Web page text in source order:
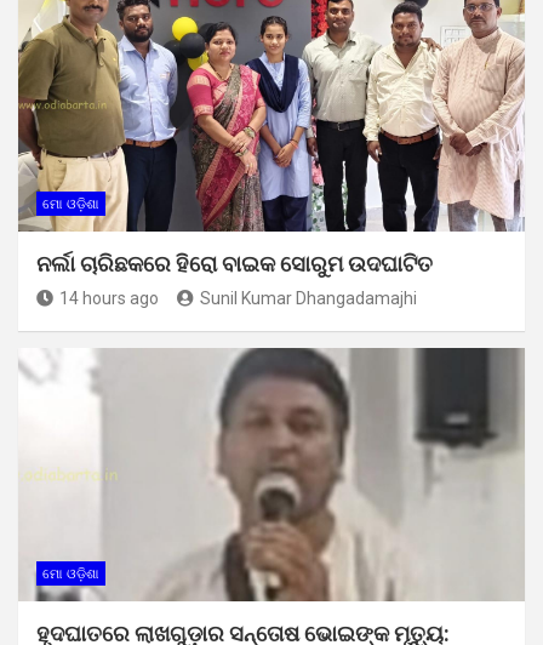
ମୋ ଓଡ଼ିଶା
ନର୍ଲା ଚାରିଛକରେ ହିରୋ ବାଇକ ସୋରୁମ ଉଦଘାଟିତ
14 hours ago Sunil Kumar Dhangadamajhi
ମୋ ଓଡ଼ିଶା
ହୃଦଘାତରେ ଲାଖଗୁଡ଼ାର ସନ୍ତୋଷ ଭୋଇଙ୍କ ମୃତ୍ୟୁ: